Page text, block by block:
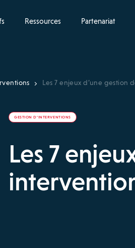
Ressources Partenariat
Les 7 enjeux d’une gestion
GESTION D’INTERVENTIONS
Les 7